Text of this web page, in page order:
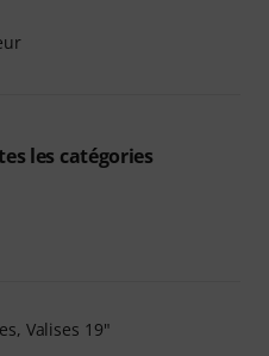
les catégories
Valises 19"